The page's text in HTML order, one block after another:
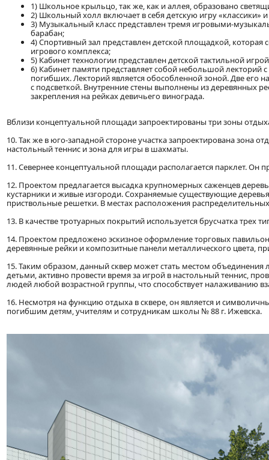
1) Школьное крыльцо, так же, как и аллея, образовано
2) Школьный холл включает в себя детскую игру «классики» и
3) Музыкальный класс представлен тремя игровыми-
барабан;
4) Спортивный зал представлен детской площадкой, которая
игрового комплекса;
5) Кабинет технологии представлен детской тактильной
6) Кабинет памяти представляет собой небольшой
погибших. Лекторий является обособленной зоной. Две
с подсветкой. Внутренние стены выполнены из деревянных
закрепления на рейках девичьего винограда.
Вблизи концептуальной площади запроектированы три зоны
10. Так же в юго-западной стороне участка запроектирована зона
настольный теннис и зона для игры в шахматы.
11. Севернее концептуальной площади располагается парклет. Он
12. Проектом предлагается высадка крупномерных саженцев
кустарники и живые изгороди. Сохраняемые существующие
приствольные решетки. В местах расположения
13. В качестве тротуарных покрытий используется брусчатка
14. Проектом предложено эскизное оформление торговых
деревянные рейки и композитные панели металлического цвета,
15. Таким образом, данный сквер может стать местом
детьми, активно провести время за игрой в настольный теннис,
людей любой возрастной группы, что способствует налаживанию
16. Несмотря на функцию отдыха в сквере, он является и
погибшим детям, учителям и сотрудникам школы № 88 г. Ижевска.